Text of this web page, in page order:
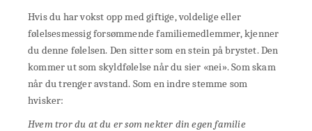
Hvis du har vokst opp med giftige, voldelige eller
følelsesmessig forsømmende familiemedlemmer, kjenner
du denne følelsen. Den sitter som en stein på brystet. Den
kommer ut som skyldfølelse når du sier «nei». Som skam
når du trenger avstand. Som en indre stemme som
hvisker:
Hvem tror du at du er som nekter din egen familie